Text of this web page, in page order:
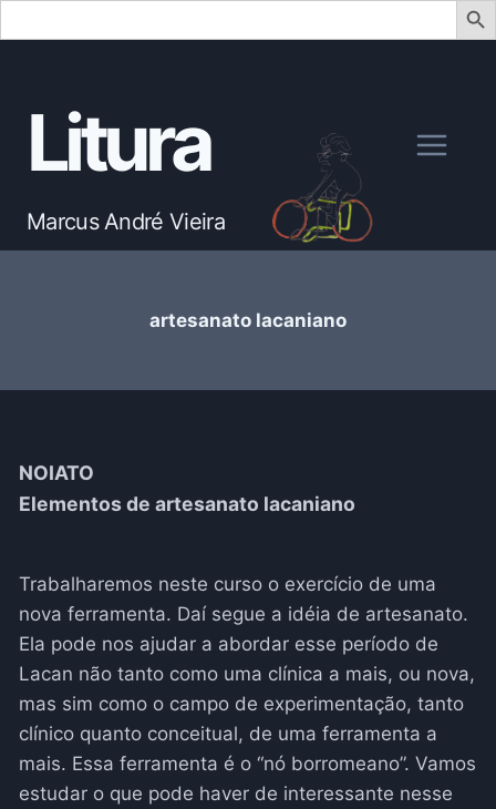
Search
contentLitura
Marcus André Vieira
artesanato lacaniano
NOIATO
Elementos de artesanato lacaniano
Trabalharemos neste curso o exercício de uma
nova ferramenta. Daí segue a idéia de artesanato.
Ela pode nos ajudar a abordar esse período de
Lacan não tanto como uma clínica a mais, ou nova,
mas sim como o campo de experimentação, tanto
clínico quanto conceitual, de uma ferramenta a
mais. Essa ferramenta é o “nó borromeano”. Vamos
estudar o que pode haver de interessante nesse